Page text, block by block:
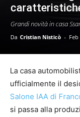
Grandi novità in casa
Da Cristian Nisticò - Feb
La casa
ufficialmente il
Salone IAA di
si passa alla